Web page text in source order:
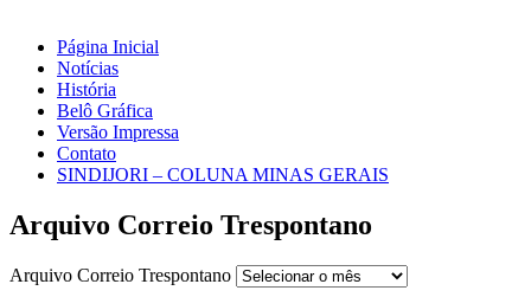
Página Inicial
Notícias
História
Belô Gráfica
Versão Impressa
Contato
SINDIJORI – COLUNA MINAS GERAIS
Arquivo Correio Trespontano
Arquivo Correio Trespontano